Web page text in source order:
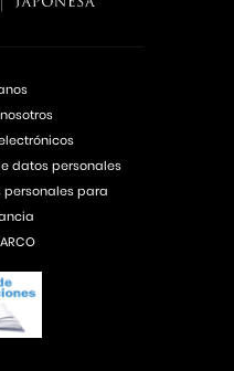
datos personales
para